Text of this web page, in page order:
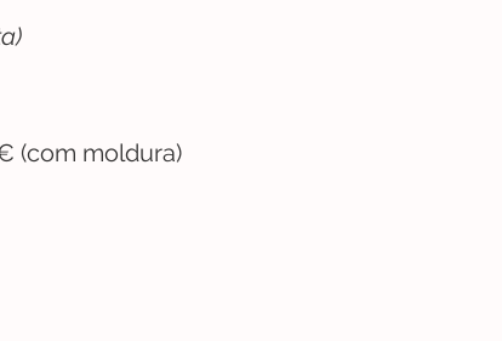
(com moldura)